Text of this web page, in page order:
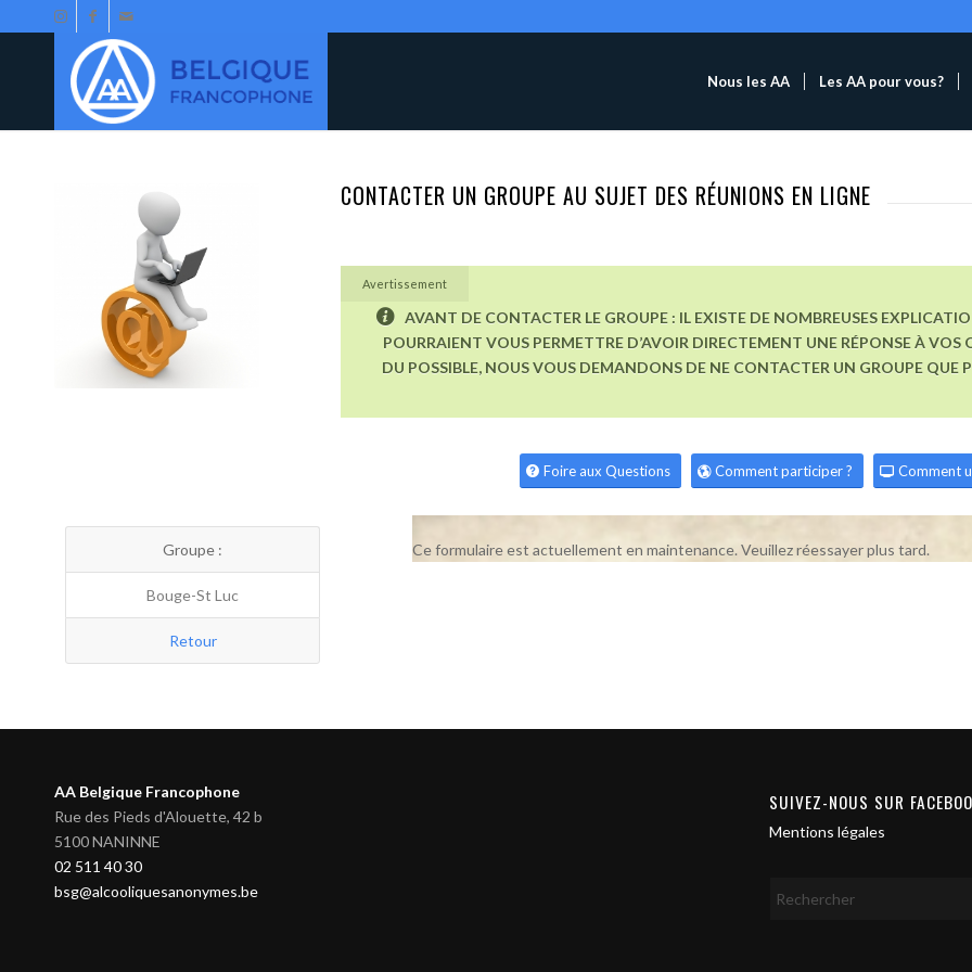
Nous les AA Les AA pour vous?
CONTACTER UN GROUPE AU SUJET DES RÉUNIONS EN LIGNE
Avertissement
AVANT DE CONTACTER LE GROUPE : IL EXISTE DE NOMBREUSES
POURRAIENT VOUS PERMETTRE D’AVOIR DIRECTEMENT UNE RÉPONSE À VOS
DU POSSIBLE, NOUS VOUS DEMANDONS DE NE CONTACTER UN GROUPE QUE
Foire aux Questions Comment participer ? Comment
Groupe :
Bouge-St Luc
Retour
Ce formulaire est actuellement en maintenance. Veuillez réessayer plus tard.
AA Belgique Francophone
Rue des Pieds d'Alouette, 42 b
5100 NANINNE
02 511 40 30
bsg@alcooliquesanonymes.be
SUIVEZ-NOUS SUR
Mentions légales